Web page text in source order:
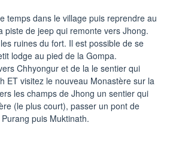
temps dans le village puis reprendre au
piste de jeep qui remonte vers Jhong.
ruines du fort. Il est possible de se
lodge au pied de la Gompa.
Chhyongur et de la le sentier qui
ET visitez le nouveau Monastère sur la
les champs de Jhong un sentier qui
(le plus court), passer un pont de
puis Muktinath.